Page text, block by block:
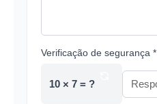
Verificação de segurança *
10 × 7 = ?